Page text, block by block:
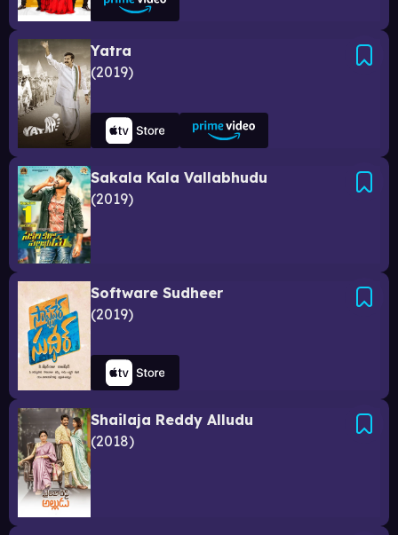
Yatra
2019
Sakala Kala Vallabhudu
2019
Software Sudheer
2019
Shailaja Reddy Alludu
2018